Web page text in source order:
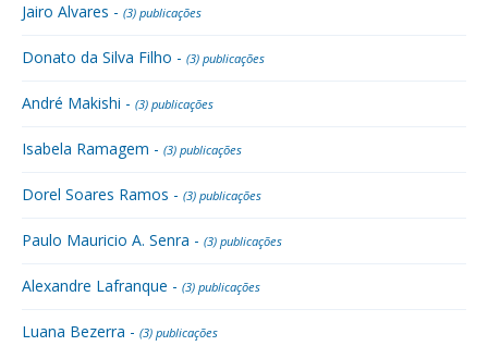
Jairo Alvares - (3) publicações
Donato da Silva Filho - (3) publicações
André Makishi - (3) publicações
Isabela Ramagem - (3) publicações
Dorel Soares Ramos - (3) publicações
Paulo Mauricio A. Senra - (3) publicações
Alexandre Lafranque - (3) publicações
Luana Bezerra - (3) publicações